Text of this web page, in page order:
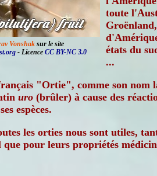
Vonshaksur le site
- Licence CC BY-NC 3.0
toute
états du
...
"Ortie", comme son nom
uro (brûler) à cause des
espèces.
les orties nous sont utiles,
que pour leurs propriétés